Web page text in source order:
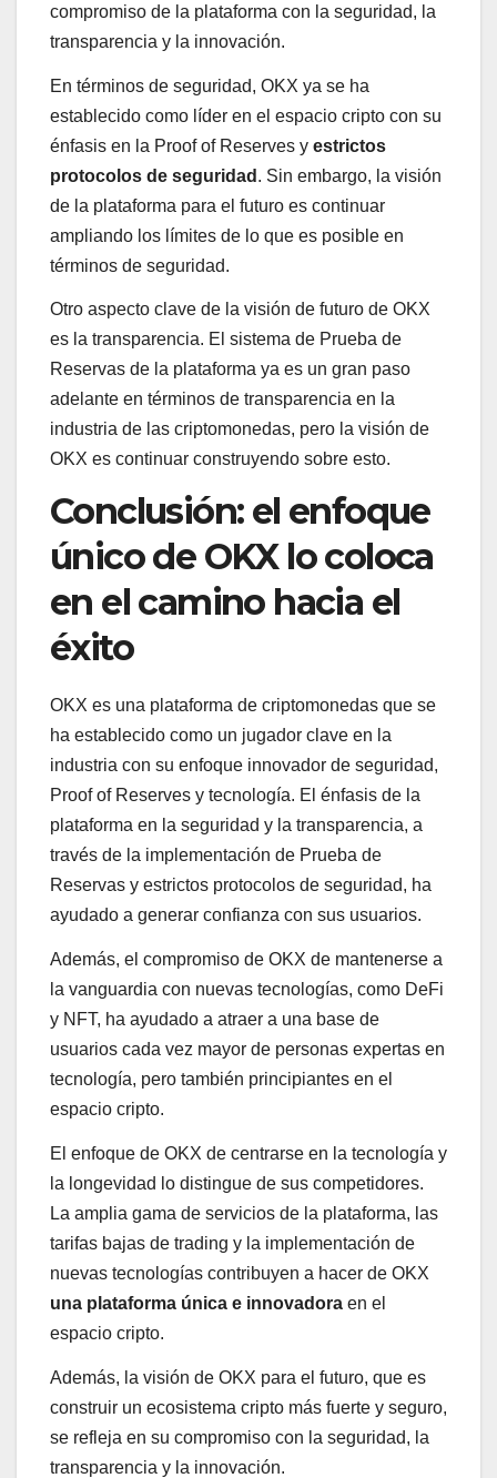
compromiso de la plataforma con la seguridad, la
transparencia y la innovación.
En términos de seguridad, OKX ya se ha
establecido como líder en el espacio cripto con su
énfasis en la Proof of Reserves y estrictos
protocolos de seguridad . Sin embargo, la visión
de la plataforma para el futuro es continuar
ampliando los límites de lo que es posible en
términos de seguridad.
Otro aspecto clave de la visión de futuro de OKX
es la transparencia. El sistema de Prueba de
Reservas de la plataforma ya es un gran paso
adelante en términos de transparencia en la
industria de las criptomonedas, pero la visión de
OKX es continuar construyendo sobre esto.
Conclusión: el enfoque
único de OKX lo coloca
en el camino hacia el
éxito
OKX es una plataforma de criptomonedas que se
ha establecido como un jugador clave en la
industria con su enfoque innovador de seguridad,
Proof of Reserves y tecnología. El énfasis de la
plataforma en la seguridad y la transparencia, a
través de la implementación de Prueba de
Reservas y estrictos protocolos de seguridad, ha
ayudado a generar confianza con sus usuarios.
Además, el compromiso de OKX de mantenerse a
la vanguardia con nuevas tecnologías, como DeFi
y NFT, ha ayudado a atraer a una base de
usuarios cada vez mayor de personas expertas en
tecnología, pero también principiantes en el
espacio cripto.
El enfoque de OKX de centrarse en la tecnología y
la longevidad lo distingue de sus competidores.
La amplia gama de servicios de la plataforma, las
tarifas bajas de trading y la implementación de
nuevas tecnologías contribuyen a hacer de OKX
una plataforma única e innovadora en el
espacio cripto.
Además, la visión de OKX para el futuro, que es
construir un ecosistema cripto más fuerte y seguro,
se refleja en su compromiso con la seguridad, la
transparencia y la innovación.